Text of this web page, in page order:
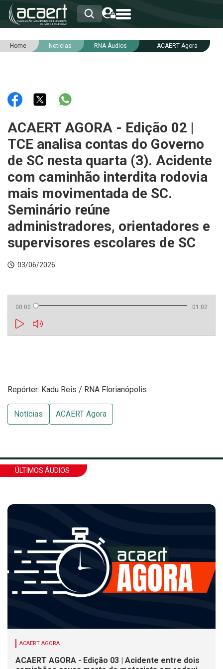
HOME
RNA
NOTÍCIAS
INTEGRIDADE
Home Notícias RNA Áudios ACAERT Agora
ACAERT AGORA - Edição 02 |
TCE analisa contas do Governo
de SC nesta quarta (3). Acidente
com caminhão interdita rodovia
mais movimentada de SC.
Seminário reúne
administradores, orientadores e
supervisores escolares de SC
03/06/2026
00:00 01:02
Repórter: Kadu Reis / RNA Florianópolis
Notícias ACAERT Agora
ÚLTIMOS ÁUDIOS
ACAERT AGORA
ACAERT AGORA - Edição 03 | Acidente entre dois